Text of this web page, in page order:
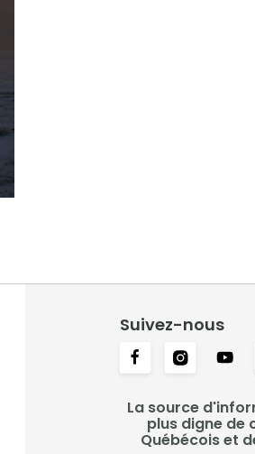
Suivez-nous
La source
plus digne de
Québécois et